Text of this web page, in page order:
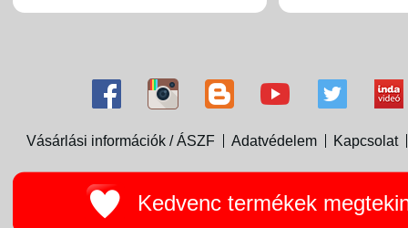
Vásárlási információk / ÁSZF Adatvédelem Kapcsolat
Kedvenc termékek